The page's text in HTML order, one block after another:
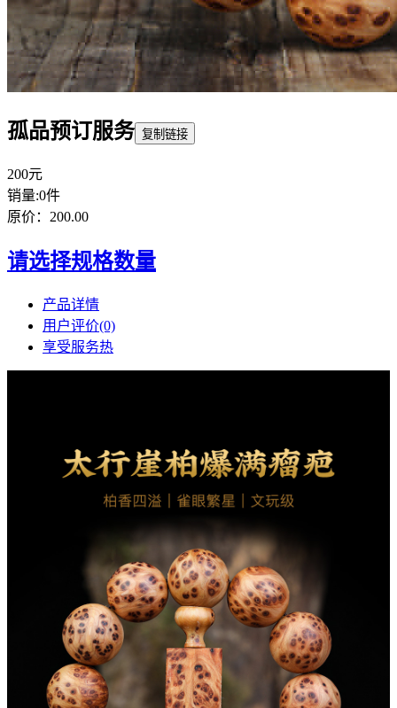
孤品预订服务 复制链接
200元
销量:0件
原价：200.00
请选择规格数量
产品详情
用户评价(0)
享受服务热